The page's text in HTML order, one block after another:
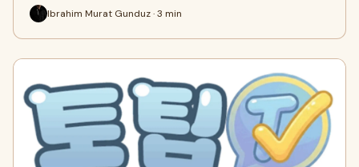
Ibrahim Murat Gunduz · 3 min